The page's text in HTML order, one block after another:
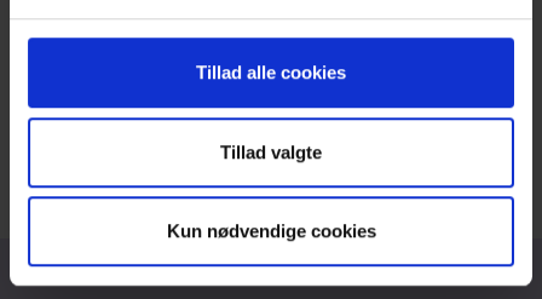
Tillad alle cookies
Tillad valgte
Kun nødvendige cookies